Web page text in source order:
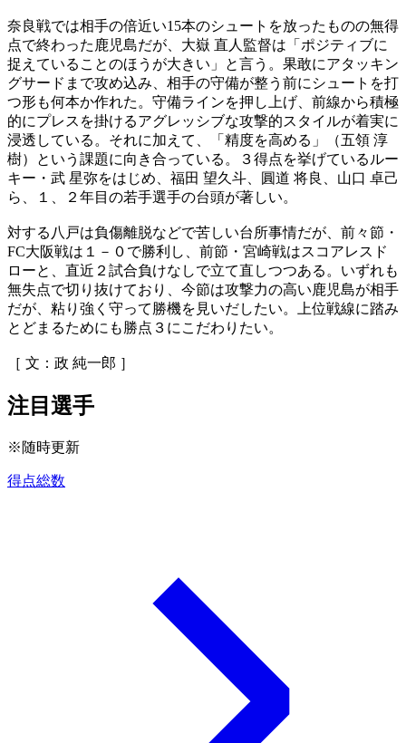
奈良戦では相手の倍近い15本のシュートを放ったものの無得
点で終わった鹿児島だが、大嶽 直人監督は「ポジティブに
捉えていることのほうが大きい」と言う。果敢にアタッキン
グサードまで攻め込み、相手の守備が整う前にシュートを打
つ形も何本か作れた。守備ラインを押し上げ、前線から積極
的にプレスを掛けるアグレッシブな攻撃的スタイルが着実に
浸透している。それに加えて、「精度を高める」（五領 淳
樹）という課題に向き合っている。３得点を挙げているルー
キー・武 星弥をはじめ、福田 望久斗、圓道 将良、山口 卓己
ら、１、２年目の若手選手の台頭が著しい。
対する八戸は負傷離脱などで苦しい台所事情だが、前々節・
FC大阪戦は１－０で勝利し、前節・宮崎戦はスコアレスド
ローと、直近２試合負けなしで立て直しつつある。いずれも
無失点で切り抜けており、今節は攻撃力の高い鹿児島が相手
だが、粘り強く守って勝機を見いだしたい。上位戦線に踏み
とどまるためにも勝点３にこだわりたい。
［ 文：政 純一郎 ］
注目選手
※随時更新
得点総数